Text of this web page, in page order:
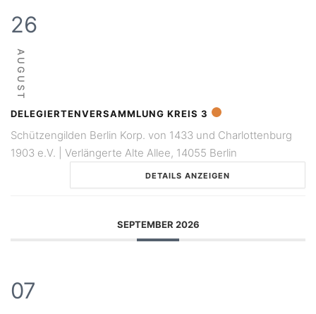
26
AUGUST
DELEGIERTENVERSAMMLUNG KREIS 3
Schützengilden Berlin Korp. von 1433 und Charlottenburg
1903 e.V. | Verlängerte Alte Allee, 14055 Berlin
DETAILS ANZEIGEN
SEPTEMBER 2026
07